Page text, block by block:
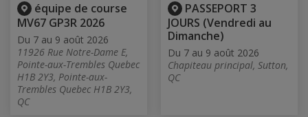
équipe de course
MV67 GP3R 2026
Du 7 au 9 août 2026
11926 Rue Notre-Dame E,
Pointe-aux-Trembles Quebec
H1B 2Y3, Pointe-aux-
Trembles Quebec H1B 2Y3,
QC
PASSEPORT 3
JOURS (Vendredi au
Dimanche)
Du 7 au 9 août 2026
Chapiteau principal, Sutton,
QC